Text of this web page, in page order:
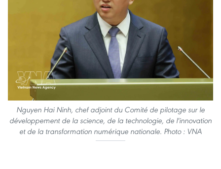
Nguyen Hai Ninh, chef adjoint du Comité de pilotage sur le
développement de la science, de la technologie, de l'innovation
et de la transformation numérique nationale. Photo : VNA